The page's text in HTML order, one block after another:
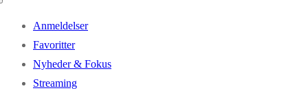
Anmeldelser
Favoritter
Nyheder & Fokus
Streaming